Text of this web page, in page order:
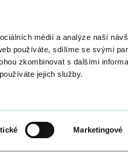
médií a analýze naší
používáte, sdílíme se svými
zkombinovat s dalšími
jejich služby.
Marketingové
spolupráce